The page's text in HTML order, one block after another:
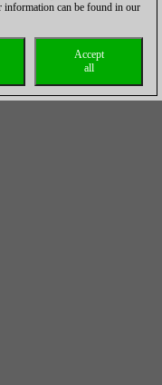
information can be found in our
Accept
all